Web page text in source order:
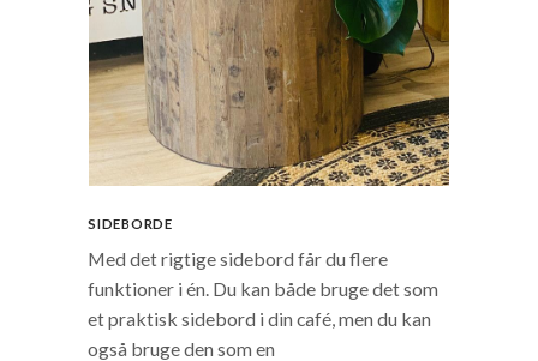
SIDEBORDE
Med det rigtige sidebord får du flere
funktioner i én. Du kan både bruge det som
et praktisk sidebord i din café, men du kan
også bruge den som en